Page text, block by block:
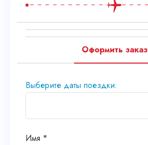
Оформить заказ
Выберите даты поездки:
Имя *